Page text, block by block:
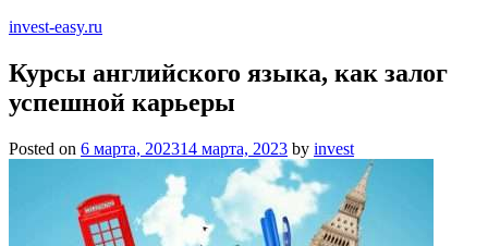
invest-easy.ru
Курсы английского языка, как залог
успешной карьеры
Posted on 6 марта, 202314 марта, 2023 by invest